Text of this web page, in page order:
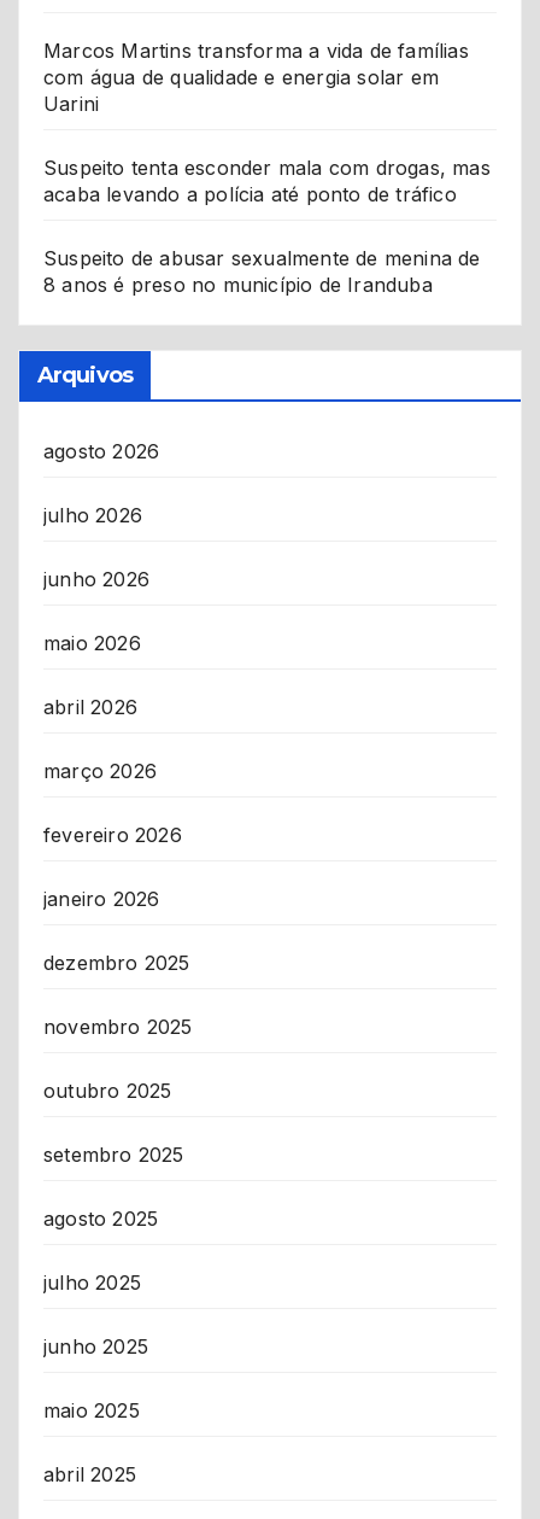
Marcos Martins transforma a vida de famílias
com água de qualidade e energia solar em
Uarini
Suspeito tenta esconder mala com drogas, mas
acaba levando a polícia até ponto de tráfico
Suspeito de abusar sexualmente de menina de
8 anos é preso no município de Iranduba
Arquivos
agosto 2026
julho 2026
junho 2026
maio 2026
abril 2026
março 2026
fevereiro 2026
janeiro 2026
dezembro 2025
novembro 2025
outubro 2025
setembro 2025
agosto 2025
julho 2025
junho 2025
maio 2025
abril 2025